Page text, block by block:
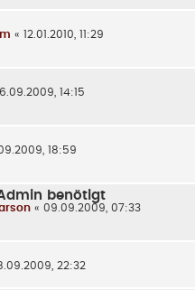
« 12.01.2010, 11:29
14:15
18:59
benötigt
« 09.09.2009, 07:33
22:32